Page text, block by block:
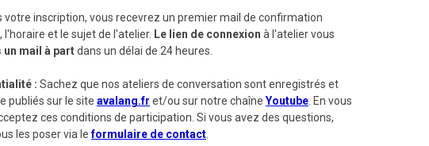
votre inscription, vous recevrez un premier mail de confirmation
et le sujet de l'atelier. Le lien de connexion à l'atelier vous
un mail à partdans un délai de 24 heures.
: Sachez que nos ateliers de conversation sont enregistrés et
publiés sur le site avalang.fr et/ou sur notre chaîne Youtube. En vous
ces conditions de participation. Si vous avez des questions,
les poser via leformulaire de contact.